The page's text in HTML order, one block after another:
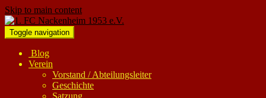
Skip to main content
Toggle navigation
Blog
Verein
Vorstand / Abteilungsleiter
Geschichte
Satzung